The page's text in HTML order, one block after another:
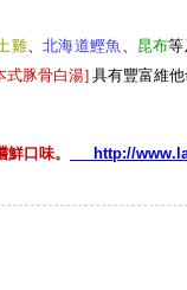
雞、北海道鰹魚 昆布等
式豚骨白湯]具有豐富維他
鮮口味。 http://